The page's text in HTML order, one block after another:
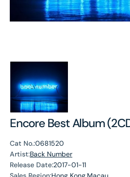
Encore Best Album
Cat No.:0681520
Artist:Back Number
Release Date:2017-01-11